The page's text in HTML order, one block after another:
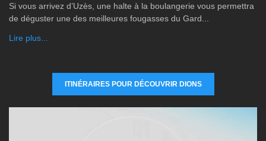
Si vous arrivez d’Uzès, une halte à la boulangerie vous permettra
de déguster une des meilleures fougasses du Gard...
Lire plus...
ITINÉRAIRES POUR DÉCOUVRIR DIONS